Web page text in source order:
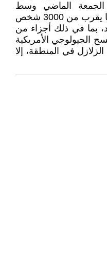
الماضي وسط
المغرب، مما تسبب في مقتل ما يقرب من 3000 شخص
بما في ذلك أجزاء من
الجيولوجي الأمريكية
في المنطقة، إلا